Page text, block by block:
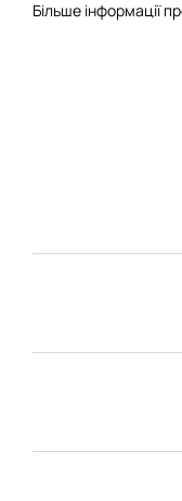
Більше інформації